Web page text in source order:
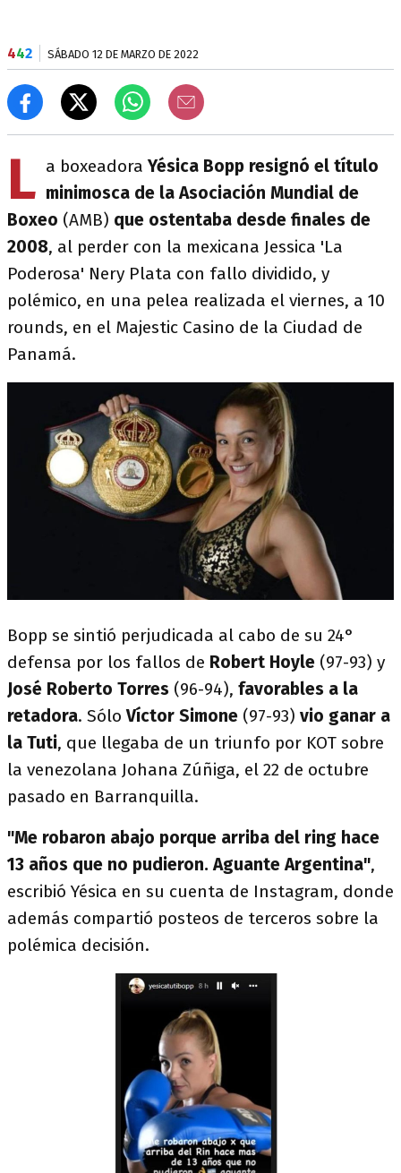
442 SÁBADO 12 DE MARZO DE 2022
L a boxeadora Yésica Bopp resignó el título
minimosca de la Asociación Mundial de
Boxeo (AMB) que ostentaba desde finales de
2008, al perder con la mexicana Jessica 'La
Poderosa' Nery Plata con fallo dividido, y
polémico, en una pelea realizada el viernes, a 10
rounds, en el Majestic Casino de la Ciudad de
Panamá.
Bopp se sintió perjudicada al cabo de su 24°
defensa por los fallos de Robert Hoyle (97-93) y
José Roberto Torres (96-94), favorables a la
retadora. SóloVíctor Simone (97-93) vio ganar a
la Tuti, que llegaba de un triunfo por KOT sobre
la venezolana Johana Zúñiga, el 22 de octubre
pasado en Barranquilla.
"Me robaron abajo porque arriba del ring hace
13 años que no pudieron. Aguante Argentina",
escribió Yésica en su cuenta de Instagram, donde
además compartió posteos de terceros sobre la
polémica decisión.